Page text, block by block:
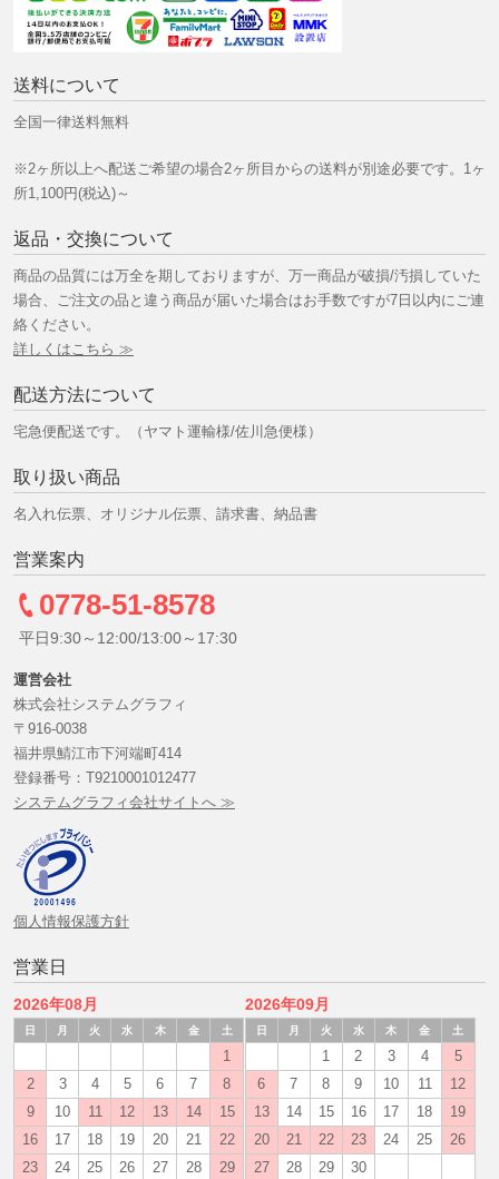
送料について
全国一律送料無料
※2ヶ所以上へ配送ご希望の場合2ヶ所目からの送料が別途必要です。1ヶ
所1,100円(税込)～
返品・交換について
商品の品質には万全を期しておりますが、万一商品が破損/汚損していた
場合、ご注文の品と違う商品が届いた場合はお手数ですが7日以内にご連
絡ください。
詳しくはこちら ≫
配送方法について
宅急便配送です。（ヤマト運輸様/佐川急便様）
取り扱い商品
名入れ伝票、オリジナル伝票、請求書、納品書
営業案内
0778-51-8578
平日9:30～12:00/13:00～17:30
運営会社
株式会社システムグラフィ
〒916-0038
福井県鯖江市下河端町414
登録番号：T9210001012477
システムグラフィ会社サイトへ ≫
個人情報保護方針
営業日
2026年08月
日 月 火 水 木 金 土
1
2
3 4 5 6 7
8
9
10 11 12 13 14
15
16
17 18 19 20 21
22
23
24 25 26 27 28 29
2026年09月
日 月 火 水 木 金 土
1 2 3 4
5
6
7 8 9 10 11
12
13
14 15 16 17 18
19
20
21 22 23 24 25
26
27
28 29 30